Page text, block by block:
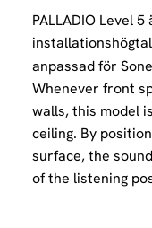
PALLADIO Level
anpassad för
Whenever front
walls, this model
ceiling. By
surface, the
of the listening